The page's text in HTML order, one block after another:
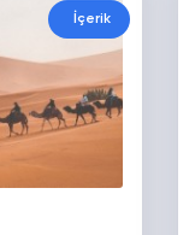
İçerik